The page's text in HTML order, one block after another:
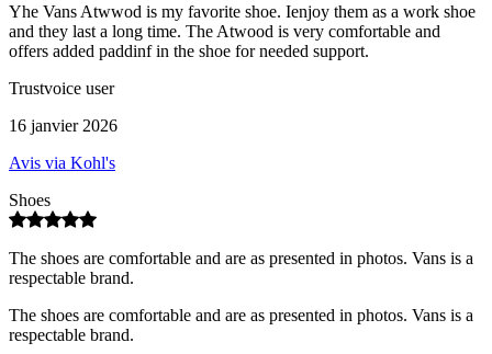
Yhe Vans Atwwod is my favorite shoe. Ienjoy them as a work shoe
and they last a long time. The Atwood is very comfortable and
offers added paddinf in the shoe for needed support.
Trustvoice user
16 janvier 2026
Avis via Kohl's
Shoes
The shoes are comfortable and are as presented in photos. Vans is a
respectable brand.
The shoes are comfortable and are as presented in photos. Vans is a
respectable brand.